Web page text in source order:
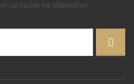
согласие на обработку